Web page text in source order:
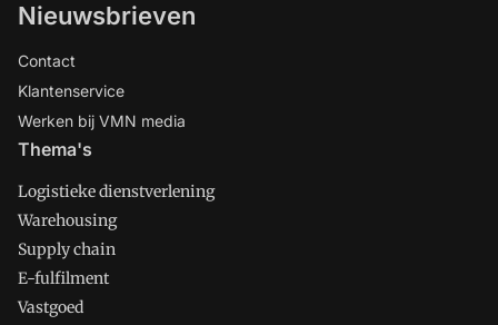
Nieuwsbrieven
Contact
Klantenservice
Werken bij VMN media
Thema's
Logistieke dienstverlening
Warehousing
Supply chain
E-fulfilment
Vastgoed